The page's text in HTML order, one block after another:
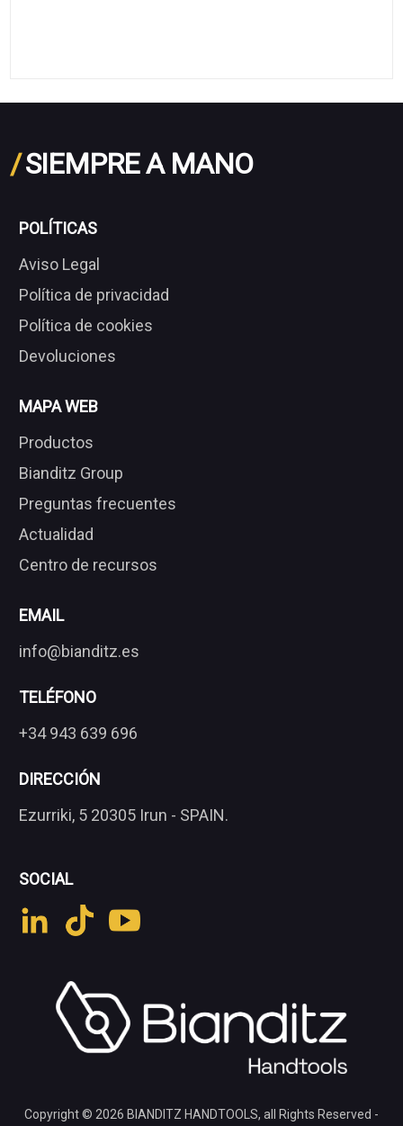
/SIEMPRE A MANO
POLÍTICAS
Aviso Legal
Política de privacidad
Política de cookies
Devoluciones
MAPA WEB
Productos
Bianditz Group
Preguntas frecuentes
Actualidad
Centro de recursos
EMAIL
info@bianditz.es
TELÉFONO
+34 943 639 696
DIRECCIÓN
Ezurriki, 5 20305 Irun - SPAIN.
SOCIAL
Copyright © 2026 BIANDITZ HANDTOOLS, all Rights Reserved -